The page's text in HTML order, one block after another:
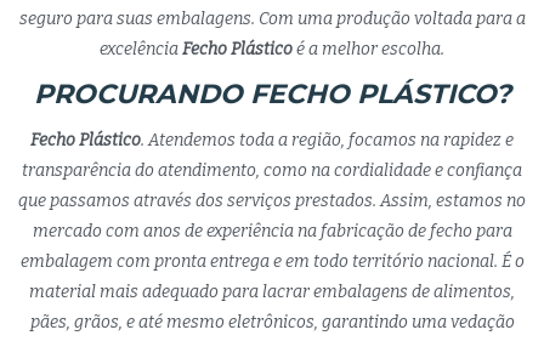
seguro para suas embalagens. Com uma produção voltada para a
excelênciaFecho Plásticoé a melhor escolha.
PROCURANDO FECHO PLÁSTICO?
Fecho Plástico. Atendemos toda a região, focamos na rapidez e
transparência do atendimento, como na cordialidade e confiança
que passamos através dos serviços prestados. Assim, estamos no
mercado com anos de experiência na fabricação de fecho para
embalagem com pronta entrega e em todo território nacional. É o
material mais adequado para lacrar embalagens de alimentos,
pães, grãos, e até mesmo eletrônicos, garantindo uma vedação